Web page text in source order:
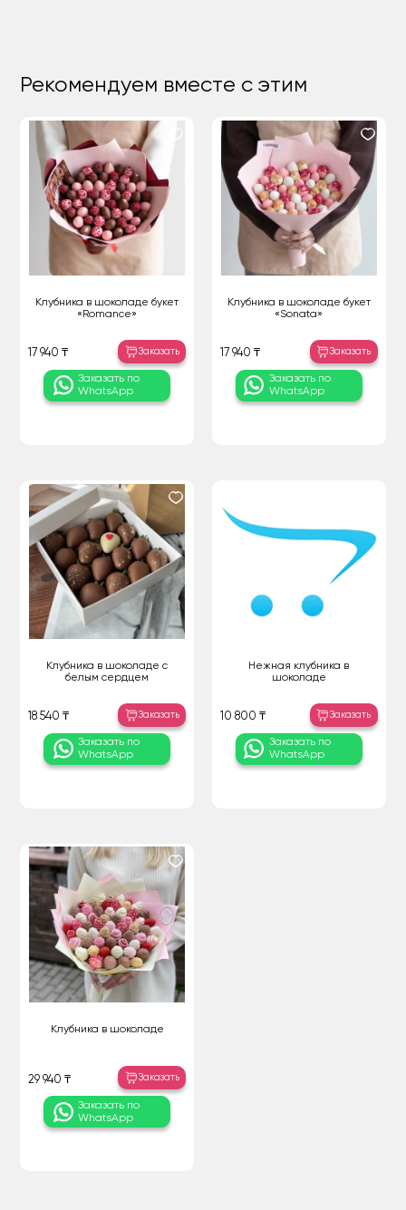
Рекомендуем вместе с этим
Клубника в шоколаде букет
«Romance»
17 940 ₸ Заказать
Заказать по
WhatsApp
Клубника в шоколаде букет
«Sonata»
17 940 ₸ Заказать
Заказать по
WhatsApp
Клубника в шоколаде с
белым сердцем
18 540 ₸ Заказать
Заказать по
WhatsApp
Нежная клубника в
шоколаде
10 800 ₸ Заказать
Заказать по
WhatsApp
Клубника в шоколаде
29 940 ₸ Заказать
Заказать по
WhatsApp